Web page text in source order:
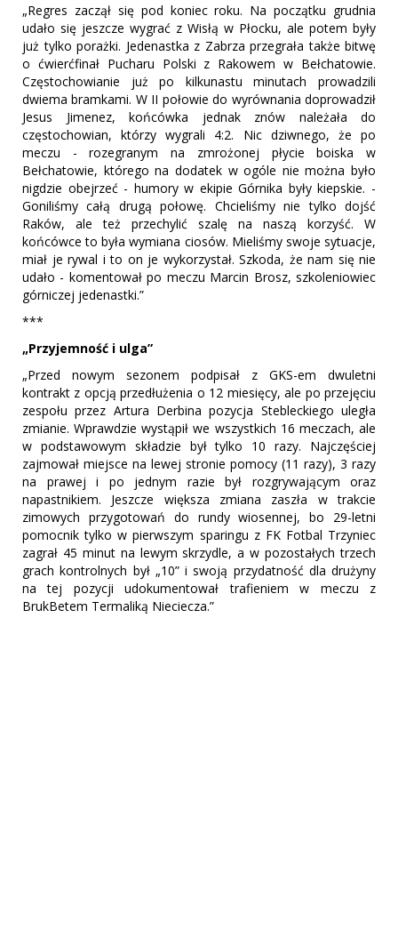
„Regres zaczął się pod koniec roku. Na początku grudnia
udało się jeszcze wygrać z Wisłą w Płocku, ale potem były
już tylko porażki. Jedenastka z Zabrza przegrała także bitwę
o ćwierćfinał Pucharu Polski z Rakowem w Bełchatowie.
Częstochowianie już po kilkunastu minutach prowadzili
dwiema bramkami. W II połowie do wyrównania doprowadził
Jesus Jimenez, końcówka jednak znów należała do
częstochowian, którzy wygrali 4:2. Nic dziwnego, że po
meczu - rozegranym na zmrożonej płycie boiska w
Bełchatowie, którego na dodatek w ogóle nie można było
nigdzie obejrzeć - humory w ekipie Górnika były kiepskie. -
Goniliśmy całą drugą połowę. Chcieliśmy nie tylko dojść
Raków, ale też przechylić szalę na naszą korzyść. W
końcówce to była wymiana ciosów. Mieliśmy swoje sytuacje,
miał je rywal i to on je wykorzystał. Szkoda, że nam się nie
udało - komentował po meczu Marcin Brosz, szkoleniowiec
górniczej jedenastki.”
***
„Przyjemność i ulga”
„Przed nowym sezonem podpisał z GKS-em dwuletni
kontrakt z opcją przedłużenia o 12 miesięcy, ale po przejęciu
zespołu przez Artura Derbina pozycja Stebleckiego uległa
zmianie. Wprawdzie wystąpił we wszystkich 16 meczach, ale
w podstawowym składzie był tylko 10 razy. Najczęściej
zajmował miejsce na lewej stronie pomocy (11 razy), 3 razy
na prawej i po jednym razie był rozgrywającym oraz
napastnikiem. Jeszcze większa zmiana zaszła w trakcie
zimowych przygotowań do rundy wiosennej, bo 29-letni
pomocnik tylko w pierwszym sparingu z FK Fotbal Trzyniec
zagrał 45 minut na lewym skrzydle, a w pozostałych trzech
grach kontrolnych był „10” i swoją przydatność dla drużyny
na tej pozycji udokumentował trafieniem w meczu z
BrukBetem Termaliką Nieciecza.”